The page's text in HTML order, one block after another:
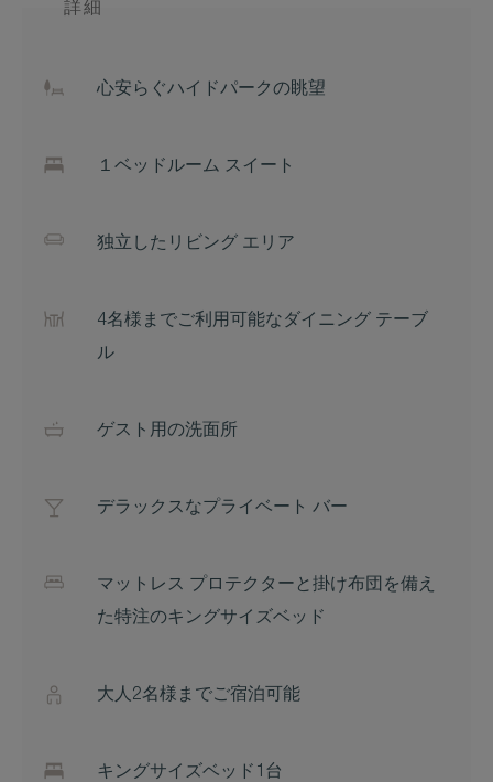
詳細
心安らぐハイドパークの眺望
１ベッドルーム スイート
独立したリビング エリア
4名様までご利用可能なダイニング テーブ
ル
ゲスト用の洗面所
デラックスなプライベート バー
マットレス プロテクターと掛け布団を備え
た特注のキングサイズベッド
大人2名様までご宿泊可能
キングサイズベッド1台